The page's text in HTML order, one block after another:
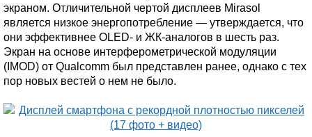
экраном. Отличительной чертой дисплеев Mirasol
является низкое энергопотребление — утверждается, что
они эффективнее OLED- и ЖК-аналогов в шесть раз.
Экран на основе интерферометрической модуляции
(IMOD) от Qualcomm был представлен ранее, однако с тех
пор новых вестей о нем не было.